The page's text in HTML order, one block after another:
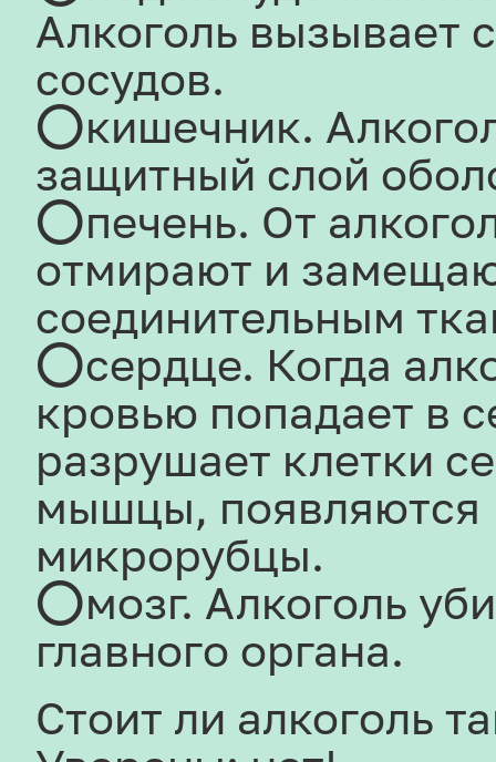
Алкоголь вызывает
сосудов.
⭕кишечник.
защитный слой
⭕печень. От
отмирают и
соединительным
⭕сердце. Когда
кровью попадает в
разрушает клетки
мышцы, появляются
микрорубцы.
⭕мозг. Алкоголь
главного органа.
Стоит ли алкоголь